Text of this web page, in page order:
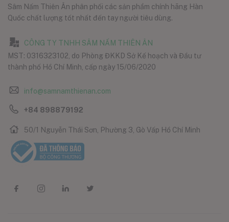
Sâm Nấm Thiên Ân phân phối các sản phẩm chính hãng Hàn
Quốc chất lượng tốt nhất đến tay người tiêu dùng.
CÔNG TY TNHH SÂM NẤM THIÊN ÂN
MST: 0316323102, do Phòng ĐKKD Sở Kế hoạch và Đầu tư
thành phố Hồ Chí Minh, cấp ngày 15/06/2020
info@samnamthienan.com
+84 898879192
50/1 Nguyễn Thái Sơn, Phường 3, Gò Vấp Hồ Chí Minh